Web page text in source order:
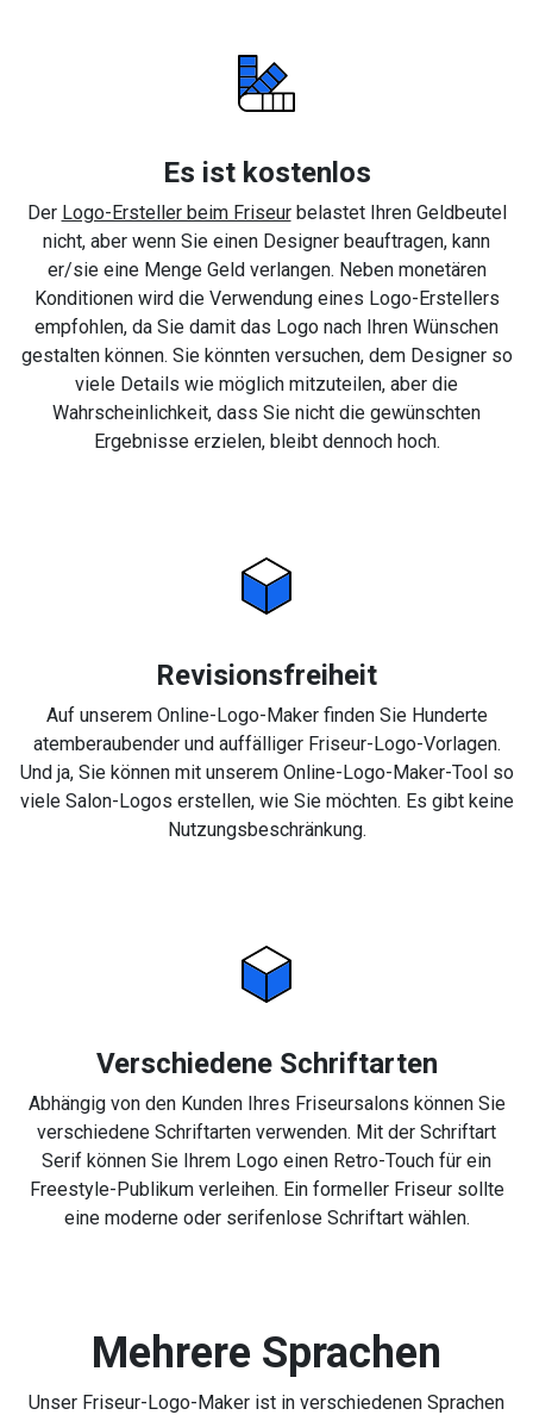
Es ist kostenlos
Der Logo-Ersteller beim Friseurbelastet Ihren Geldbeutel
nicht, aber wenn Sie einen Designer beauftragen, kann
er/sie eine Menge Geld verlangen. Neben monetären
Konditionen wird die Verwendung eines Logo-Erstellers
empfohlen, da Sie damit das Logo nach Ihren Wünschen
gestalten können. Sie könnten versuchen, dem Designer so
viele Details wie möglich mitzuteilen, aber die
Wahrscheinlichkeit, dass Sie nicht die gewünschten
Ergebnisse erzielen, bleibt dennoch hoch.
Revisionsfreiheit
Auf unserem Online-Logo-Maker finden Sie Hunderte
atemberaubender und auffälliger Friseur-Logo-Vorlagen.
Und ja, Sie können mit unserem Online-Logo-Maker-Tool so
viele Salon-Logos erstellen, wie Sie möchten. Es gibt keine
Nutzungsbeschränkung.
Verschiedene Schriftarten
Abhängig von den Kunden Ihres Friseursalons können Sie
verschiedene Schriftarten verwenden. Mit der Schriftart
Serif können Sie Ihrem Logo einen Retro-Touch für ein
Freestyle-Publikum verleihen. Ein formeller Friseur sollte
eine moderne oder serifenlose Schriftart wählen.
Mehrere Sprachen
Unser Friseur-Logo-Maker ist in verschiedenen Sprachen